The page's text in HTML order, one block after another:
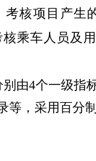
考核项目产
乘车人员及
由4个一级指
等，采用百分